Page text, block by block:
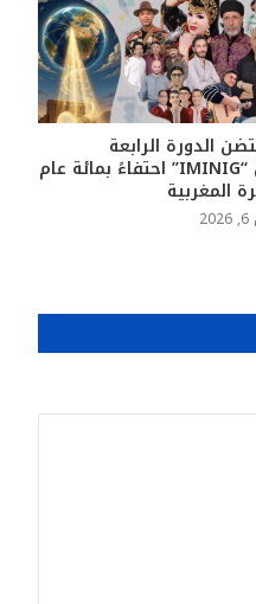
الدورة الرابعة
لمهرجان “IMINIG” احتفاءً بمائة عام
المغربية